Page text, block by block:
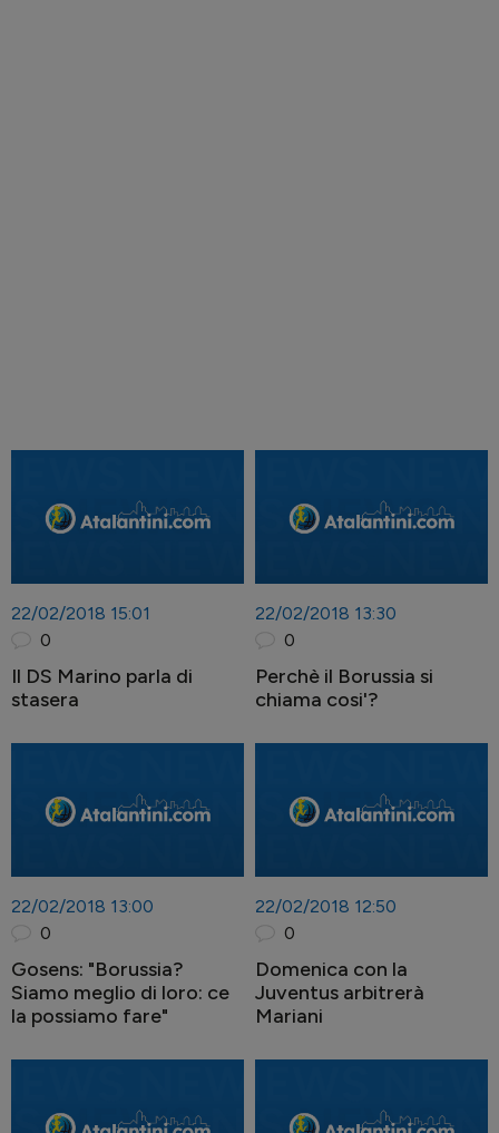
22/02/2018 15:01
0
Il DS Marino parla di
stasera
22/02/2018 13:30
0
Perchè il Borussia si
chiama cosi'?
22/02/2018 13:00
0
Gosens: "Borussia?
Siamo meglio di loro: ce
la possiamo fare"
22/02/2018 12:50
0
Domenica con la
Juventus arbitrerà
Mariani